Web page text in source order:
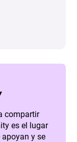
compartir
es el lugar
y se